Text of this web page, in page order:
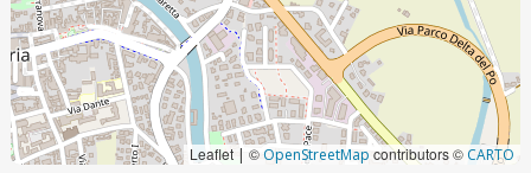
Leaflet | ©OpenStreetMap contributors © CARTO